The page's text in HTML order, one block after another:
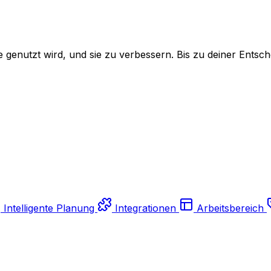
wird, und sie zu verbessern. Bis zu deiner
Intelligente Planung Integrationen Arbeitsbereich